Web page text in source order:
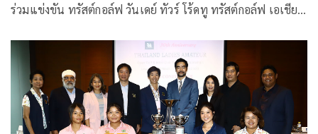
ร่วมแข่งขัน ทรัสต์กอล์ฟ วันเดย์ ทัวร์ โร้ดทู ทรัสต์กอล์ฟ เอเชียน
15 พฤษภาคมนี้ เต็มโควต้า ทั้งสองสนามเล่นกันที่ โลตัส วัลเลย์
กอล์ฟ รีสอร์ท จ.ฉะเชิงเทรา ชิงเงินรางวัลรายการละ 3 แสนบาท
และให้สิทธิ์แชมป์ระดับอาชีพ และแชมป์สมัครเล่นเข้าเล่น
รายการใหญ่ เอเชียน มิกซ์ ไทยแลนด์ ซีรี่ส์ 2025 ที่เปิดโอกาสให้
นักกอล์ฟชายและหญิงได้ปะทะฝีมือเล่นในสนามเดียวกัน ชิงเงิน